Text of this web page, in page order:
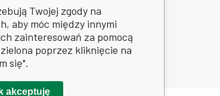
poukazyTwojej zgody na
aby móc między innymi
zainteresowań za pomocą
poprzez kliknięcie na
się".
akceptuję